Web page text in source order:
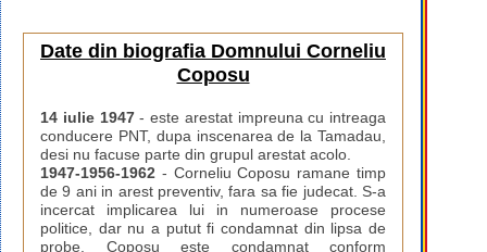
Date din biografia Domnului Corneliu
Coposu
14 iulie 1947- este arestat impreuna cu intreaga
conducere PNT, dupa inscenarea de la Tamadau,
desi nu facuse parte din grupul arestat acolo.
1947-1956-1962 - Corneliu Coposu ramane timp
de 9 ani in arest preventiv, fara sa fie judecat. S-a
incercat implicarea lui in numeroase procese
politice, dar nu a putut fi condamnat din lipsa de
probe. Coposu este condamnat conform